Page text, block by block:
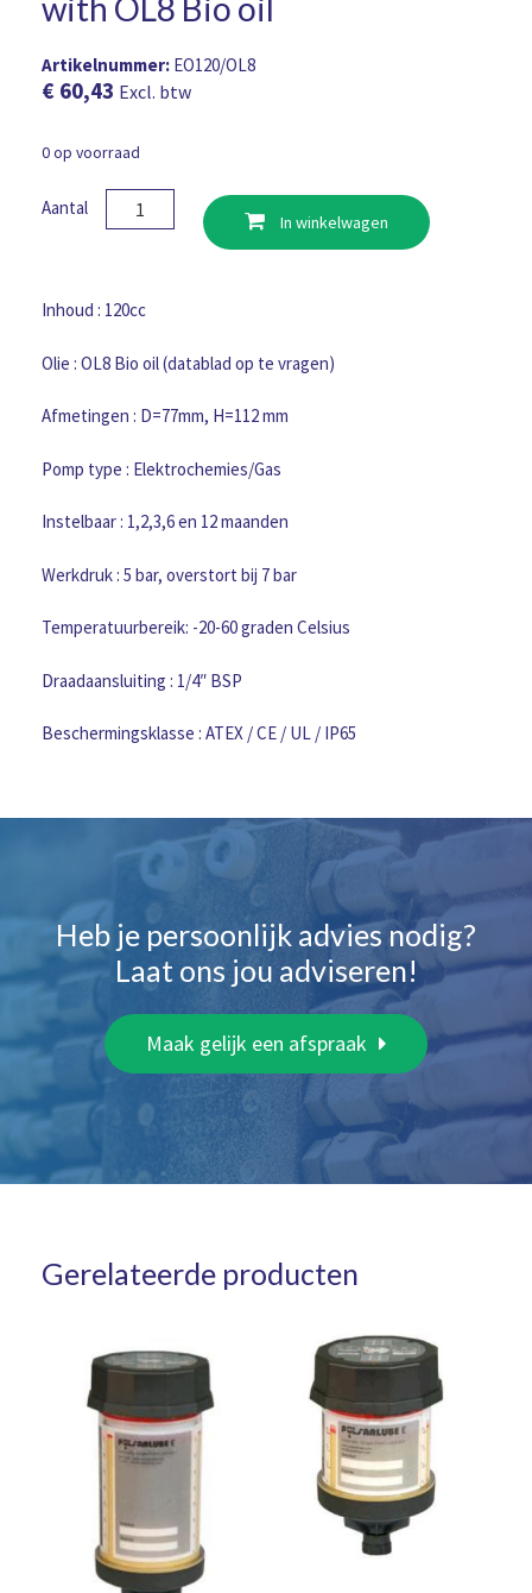
with OL8 Bio oil
Artikelnummer: EO120/OL8
€ 60,43 Excl. btw
0 op voorraad
Aantal
Pulsarlube
EO
with
Bio
aantal
In winkelwagen
Inhoud : 120cc
Olie : OL8 Bio oil (datablad op te vragen)
Afmetingen : D=77mm, H=112 mm
Pomp type : Elektrochemies/Gas
Instelbaar : 1,2,3,6 en 12 maanden
Werkdruk : 5 bar, overstort bij 7 bar
Temperatuurbereik: -20-60 graden Celsius
Draadaansluiting : 1/4″ BSP
Beschermingsklasse : ATEX / CE / UL / IP65
Heb je persoonlijk advies nodig?
Laat ons jou adviseren!
Maak gelijk een afspraak
Gerelateerde producten